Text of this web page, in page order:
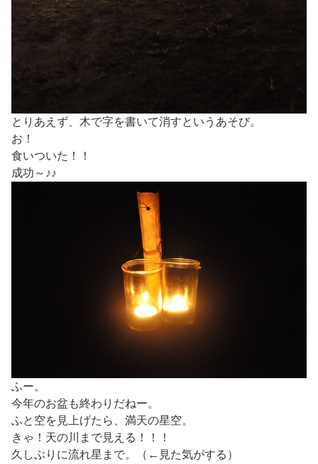
とりあえず、木で字を書いて消すというあそび。
お！
食いついた！！
成功～♪♪
ふー。
今年のお盆も終わりだねー。
ふと空を見上げたら、満天の星空。
きゃ！天の川まで見える！！！
久しぶりに流れ星まで。（←見た気がする）